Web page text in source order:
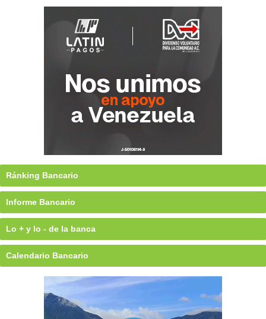
Ránking Bancario
Informe Bancario
Lo + y lo - de la banca
Calendario Bancario